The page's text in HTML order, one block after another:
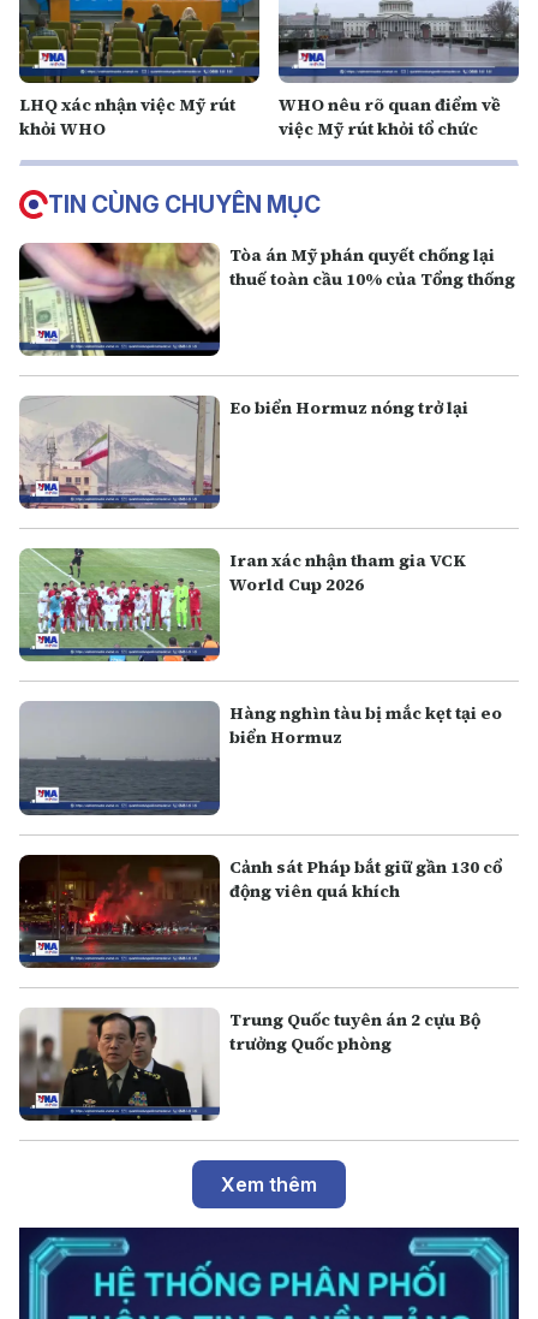
LHQ xác nhận việc Mỹ rút
khỏi WHO
WHO nêu rõ quan điểm về
việc Mỹ rút khỏi tổ chức
TIN CÙNG CHUYÊN MỤC
Tòa án Mỹ phán quyết chống lại
thuế toàn cầu 10% của Tổng thống
Eo biển Hormuz nóng trở lại
Iran xác nhận tham gia VCK
World Cup 2026
Hàng nghìn tàu bị mắc kẹt tại eo
biển Hormuz
Cảnh sát Pháp bắt giữ gần 130 cổ
động viên quá khích
Trung Quốc tuyên án 2 cựu Bộ
trưởng Quốc phòng
Xem thêm